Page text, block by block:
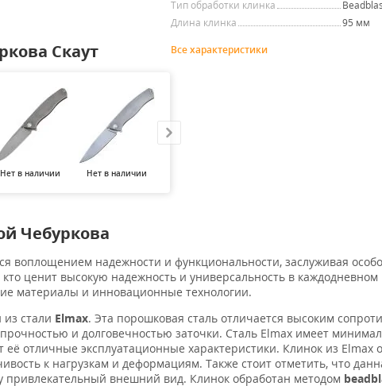
Скаут
Нет в наличии Нет в наличии
Тип обработки клинка
Длина клинка
95 мм
Все характеристики
Чебуркова
воплощением надежности и функциональности, заслуживая
ценит высокую надежность и универсальность в каждодневном
материалы и инновационные технологии.
стали Elmax. Эта порошковая сталь отличается высоким
и долговечностью заточки. Сталь Elmax имеет
отличные эксплуатационные характеристики. Клинок из Elmax
к нагрузкам и деформациям. Также стоит отметить, что
привлекательный внешний вид. Клинок обработан методом